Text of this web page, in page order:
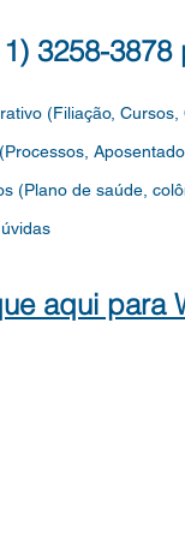
3258-3878
(Filiação, Cursos,
(Plano de saúde,
aqui para